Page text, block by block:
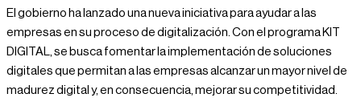
El gobierno ha lanzado una nueva iniciativa para ayudar a las
empresas en su proceso de digitalización. Con el programa KIT
DIGITAL, se busca fomentar la implementación de soluciones
digitales que permitan a las empresas alcanzar un mayor nivel de
madurez digital y, en consecuencia, mejorar su competitividad.